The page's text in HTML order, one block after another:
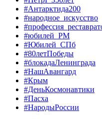
#Антарктида200
#народное_искусство
#юбилей_РМ
#Юбилей_СПб
#80летПобеды
#блокадаЛенинграда
#НашАвангард
#Крым
#ДеньКосмонавтики
#Пасха
#НародыРоссии